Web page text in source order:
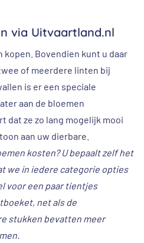
via Uitvaartland.nl
Bovendien kunt u daar
of meerdere linten bij
is er een speciale
aan de bloemen
dat ze zo lang mogelijk mooi
aan uw dierbare.
kosten? U bepaalt zelf het
we in iedere categorie opties
voor een paar tientjes
net als de
stukken bevatten meer